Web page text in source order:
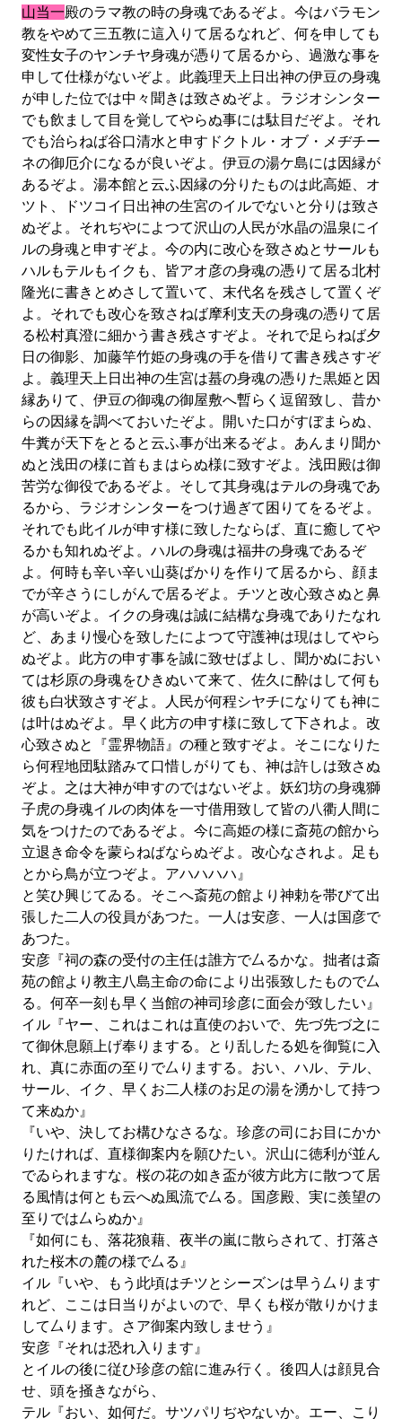
山当一殿のラマ教の時の身魂であるぞよ。今はバラモン
教をやめて三五教に這入りて居るなれど、何を申しても
変性女子のヤンチヤ身魂が憑りて居るから、過激な事を
申して仕様がないぞよ。此義理天上日出神の伊豆の身魂
が申した位では中々聞きは致さぬぞよ。ラジオシンター
でも飲まして目を覚してやらぬ事には駄目だぞよ。それ
でも治らねば谷口清水と申すドクトル・オブ・メヂチー
ネの御厄介になるが良いぞよ。伊豆の湯ケ島には因縁が
あるぞよ。湯本館と云ふ因縁の分りたものは此高姫、オ
ツト、ドツコイ日出神の生宮のイルでないと分りは致さ
ぬぞよ。それぢやによつて沢山の人民が水晶の温泉にイ
ルの身魂と申すぞよ。今の内に改心を致さぬとサールも
ハルもテルもイクも、皆アオ彦の身魂の憑りて居る北村
隆光に書きとめさして置いて、末代名を残さして置くぞ
よ。それでも改心を致さねば摩利支天の身魂の憑りて居
る松村真澄に細かう書き残さすぞよ。それで足らねば夕
日の御影、加藤竿竹姫の身魂の手を借りて書き残さすぞ
よ。義理天上日出神の生宮は蟇の身魂の憑りた黒姫と因
縁ありて、伊豆の御魂の御屋敷へ暫らく逗留致し、昔か
らの因縁を調べておいたぞよ。開いた口がすぼまらぬ、
牛糞が天下をとると云ふ事が出来るぞよ。あんまり聞か
ぬと浅田の様に首もまはらぬ様に致すぞよ。浅田殿は御
苦労な御役であるぞよ。そして其身魂はテルの身魂であ
るから、ラジオシンターをつけ過ぎて困りてをるぞよ。
それでも此イルが申す様に致したならば、直に癒してや
るかも知れぬぞよ。ハルの身魂は福井の身魂であるぞ
よ。何時も辛い辛い山葵ばかりを作りて居るから、顔ま
でが辛さうにしがんで居るぞよ。チツと改心致さぬと鼻
が高いぞよ。イクの身魂は誠に結構な身魂でありたなれ
ど、あまり慢心を致したによつて守護神は現はしてやら
ぬぞよ。此方の申す事を誠に致せばよし、聞かぬにおい
ては杉原の身魂をひきぬいて来て、佐久に酔はして何も
彼も白状致さすぞよ。人民が何程シヤチになりても神に
は叶はぬぞよ。早く此方の申す様に致して下されよ。改
心致さぬと『霊界物語』の種と致すぞよ。そこになりた
ら何程地団駄踏みて口惜しがりても、神は許しは致さぬ
ぞよ。之は大神が申すのではないぞよ。妖幻坊の身魂獅
子虎の身魂イルの肉体を一寸借用致して皆の八衢人間に
気をつけたのであるぞよ。今に高姫の様に斎苑の館から
立退き命令を蒙らねばならぬぞよ。改心なされよ。足も
とから鳥が立つぞよ。アハハハハ』
と笑ひ興じてゐる。そこへ斎苑の館より神勅を帯びて出
張した二人の役員があつた。一人は安彦、一人は国彦で
あつた。
安彦『祠の森の受付の主任は誰方で厶るかな。拙者は斎
苑の館より教主八島主命の命により出張致したもので厶
る。何卒一刻も早く当館の神司珍彦に面会が致したい』
イル『ヤー、これはこれは直使のおいで、先づ先づ之に
て御休息願上げ奉りまする。とり乱したる処を御覧に入
れ、真に赤面の至りで厶りまする。おい、ハル、テル、
サール、イク、早くお二人様のお足の湯を湧かして持つ
て来ぬか』
『いや、決してお構ひなさるな。珍彦の司にお目にかか
りたければ、直様御案内を願ひたい。沢山に徳利が並ん
でゐられますな。桜の花の如き盃が彼方此方に散つて居
る風情は何とも云へぬ風流で厶る。国彦殿、実に羨望の
至りでは厶らぬか』
『如何にも、落花狼藉、夜半の嵐に散らされて、打落さ
れた桜木の麓の様で厶る』
イル『いや、もう此頃はチツとシーズンは早う厶ります
れど、ここは日当りがよいので、早くも桜が散りかけま
して厶ります。さア御案内致しませう』
安彦『それは恐れ入ります』
とイルの後に従ひ珍彦の舘に進み行く。後四人は顔見合
せ、頭を掻きながら、
テル『おい、如何だ。サツパリぢやないか。エー、こり